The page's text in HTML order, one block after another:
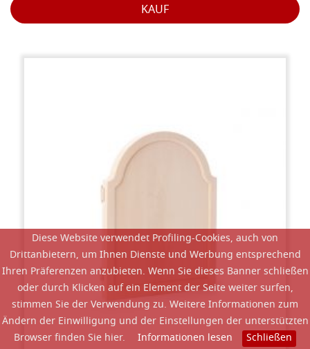
Diese Website verwendet Profiling-Cookies, auch von
Drittanbietern, um Ihnen Dienste und Werbung entsprechend
Ihren Präferenzen anzubieten. Wenn Sie dieses Banner schließen
oder durch Klicken auf ein Element der Seite weiter surfen,
stimmen Sie der Verwendung zu. Weitere Informationen zum
Ändern der Einwilligung und der Einstellungen der unterstützten
Browser finden Sie hier.
Informationen lesen Schließen
KAUF